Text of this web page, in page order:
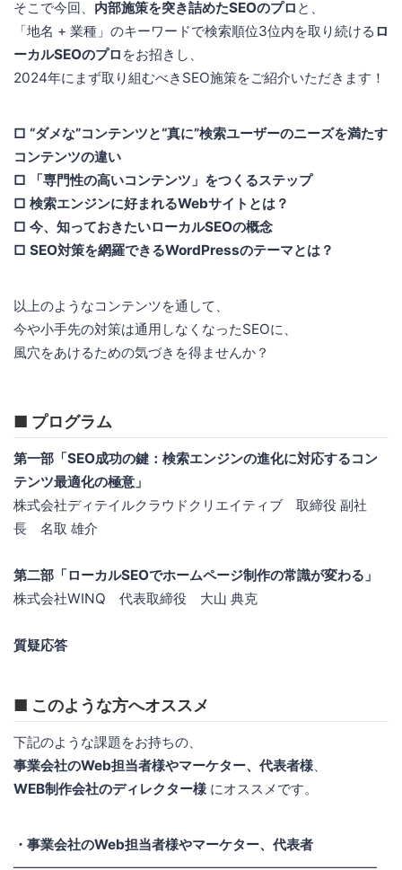
そこで今回、 内部施策を突き詰めたSEOのプロ と、
「地名 + 業種」のキーワードで検索順位3位内を取り続ける ロ
ーカルSEOのプロ をお招きし、
2024年にまず取り組むべきSEO施策をご紹介いただきます！
□ “ダメな”コンテンツと“真に”検索ユーザーのニーズを満たす
コンテンツの違い
□ 「専門性の高いコンテンツ」をつくるステップ
□ 検索エンジンに好まれるWebサイトとは？
□ 今、知っておきたいローカルSEOの概念
□ SEO対策を網羅できるWordPressのテーマとは？
以上のようなコンテンツを通して、
今や小手先の対策は通用しなくなったSEOに、
風穴をあけるための気づきを得ませんか？
■ プログラム
第一部「SEO成功の鍵：検索エンジンの進化に対応するコン
テンツ最適化の極意」
株式会社ディテイルクラウドクリエイティブ 取締役 副社
長 名取 雄介
第二部「ローカルSEOでホームページ制作の常識が変わる」
株式会社WINQ 代表取締役 大山 典克
質疑応答
■ このような方へオススメ
下記のような課題をお持ちの、
事業会社のWeb担当者様やマーケター、代表者様、
WEB制作会社のディレクター様にオススメです。
・事業会社のWeb担当者様やマーケター、代表者